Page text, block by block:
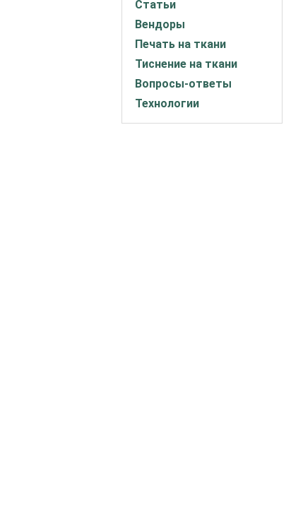
Статьи
Вендоры
Печать на ткани
Тиснение на ткани
Вопросы-ответы
Технологии